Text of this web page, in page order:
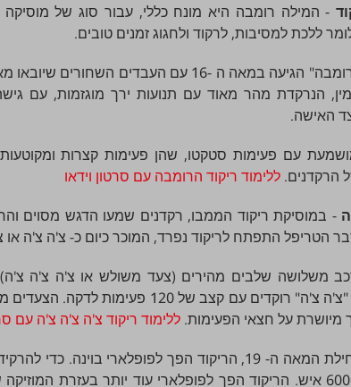
- המילה רומבה היא מונח כללי, עבור סוג של
ללכת למסיבות, לרקוד ולחגוג זמנים טובים.
"השפעת הרומבה" הגיעה במאה ה -16 עם
הנרקדת מהר מאוד עם תנועות ירך מוגזמות, עם
האישה.
עם פעימות סטקטו, שהן פעימות קצרות
הרקדנים. ללימוד ריקוד הרומבה עם סרטון וידאו
- במוסיקת ריקוד הממבו, רקדנים שמעו הדגש מסוים
הטריפל התפתח לריקוד נפרד, המוכר כיום כ- צ'ה צ'ה
משלושה שלבים מהירים (צעד משולש או צ'ה צ'ה
פעימה. את "צ'ה צ'ה" רוקדים עם קצב
על חצאי הפעימות. ללימוד ריקוד צ'ה צ'ה צ'ה עם
- בתחילת המאה ה- 19, הריקוד הפך לפופלארי
להכיל עד 6000 איש. הריקוד הפך לפופלארי עוד יותר בעזרת